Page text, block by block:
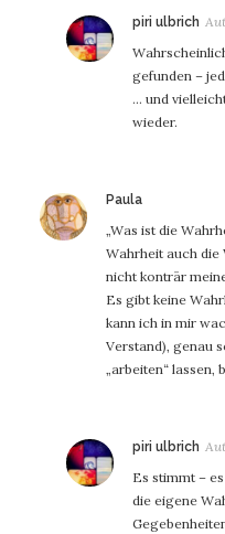
piri ulbrich
gefunden –
… und
wieder.
Paula
„Was ist die
Wahrheit auch die
nicht konträr
Es gibt keine
kann ich in mir
Verstand), genau
„arbeiten“ lassen,
piri ulbrich
Es stimmt –
die eigene